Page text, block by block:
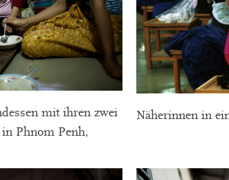
mit ihren zwei
Phnom Penh,
Näherinnen in